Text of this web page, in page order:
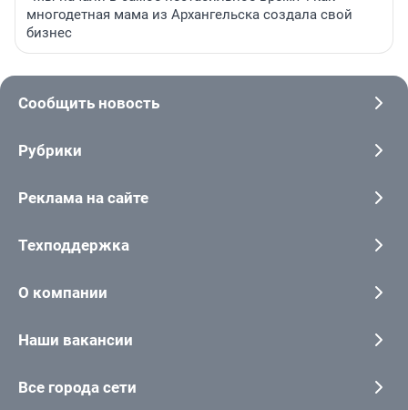
многодетная мама из Архангельска создала свой
бизнес
Сообщить новость
Рубрики
Реклама на сайте
Техподдержка
О компании
Наши вакансии
Все города сети